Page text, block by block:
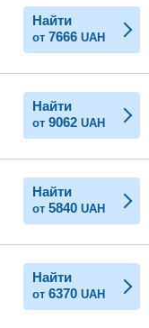
Июль
Найти
от 7666 UAH
Найти
от 9062 UAH
Найти
от 5840 UAH
Найти
от 6370 UAH